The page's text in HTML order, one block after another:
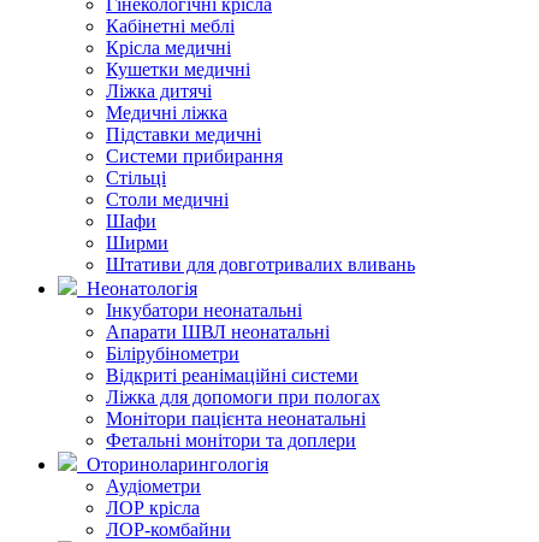
Гінекологічні крісла
Кабінетні меблі
Крісла медичні
Кушетки медичні
Ліжка дитячі
Медичні ліжка
Підставки медичні
Системи прибирання
Стільці
Столи медичні
Шафи
Ширми
Штативи для довготривалих вливань
Неонатологія
Інкубатори неонатальні
Апарати ШВЛ неонатальні
Білірубінометри
Відкриті реанімаційні системи
Ліжка для допомоги при пологах
Монітори пацієнта неонатальні
Фетальні монітори та доплери
Оториноларингологія
Аудіометри
ЛОР крісла
ЛОР-комбайни